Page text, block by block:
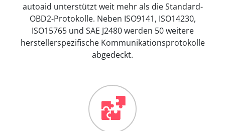
autoaid unterstützt weit mehr als die Standard-
OBD2-Protokolle. Neben ISO9141, ISO14230,
ISO15765 und SAE J2480 werden 50 weitere
herstellerspezifische Kommunikationsprotokolle
abgedeckt.